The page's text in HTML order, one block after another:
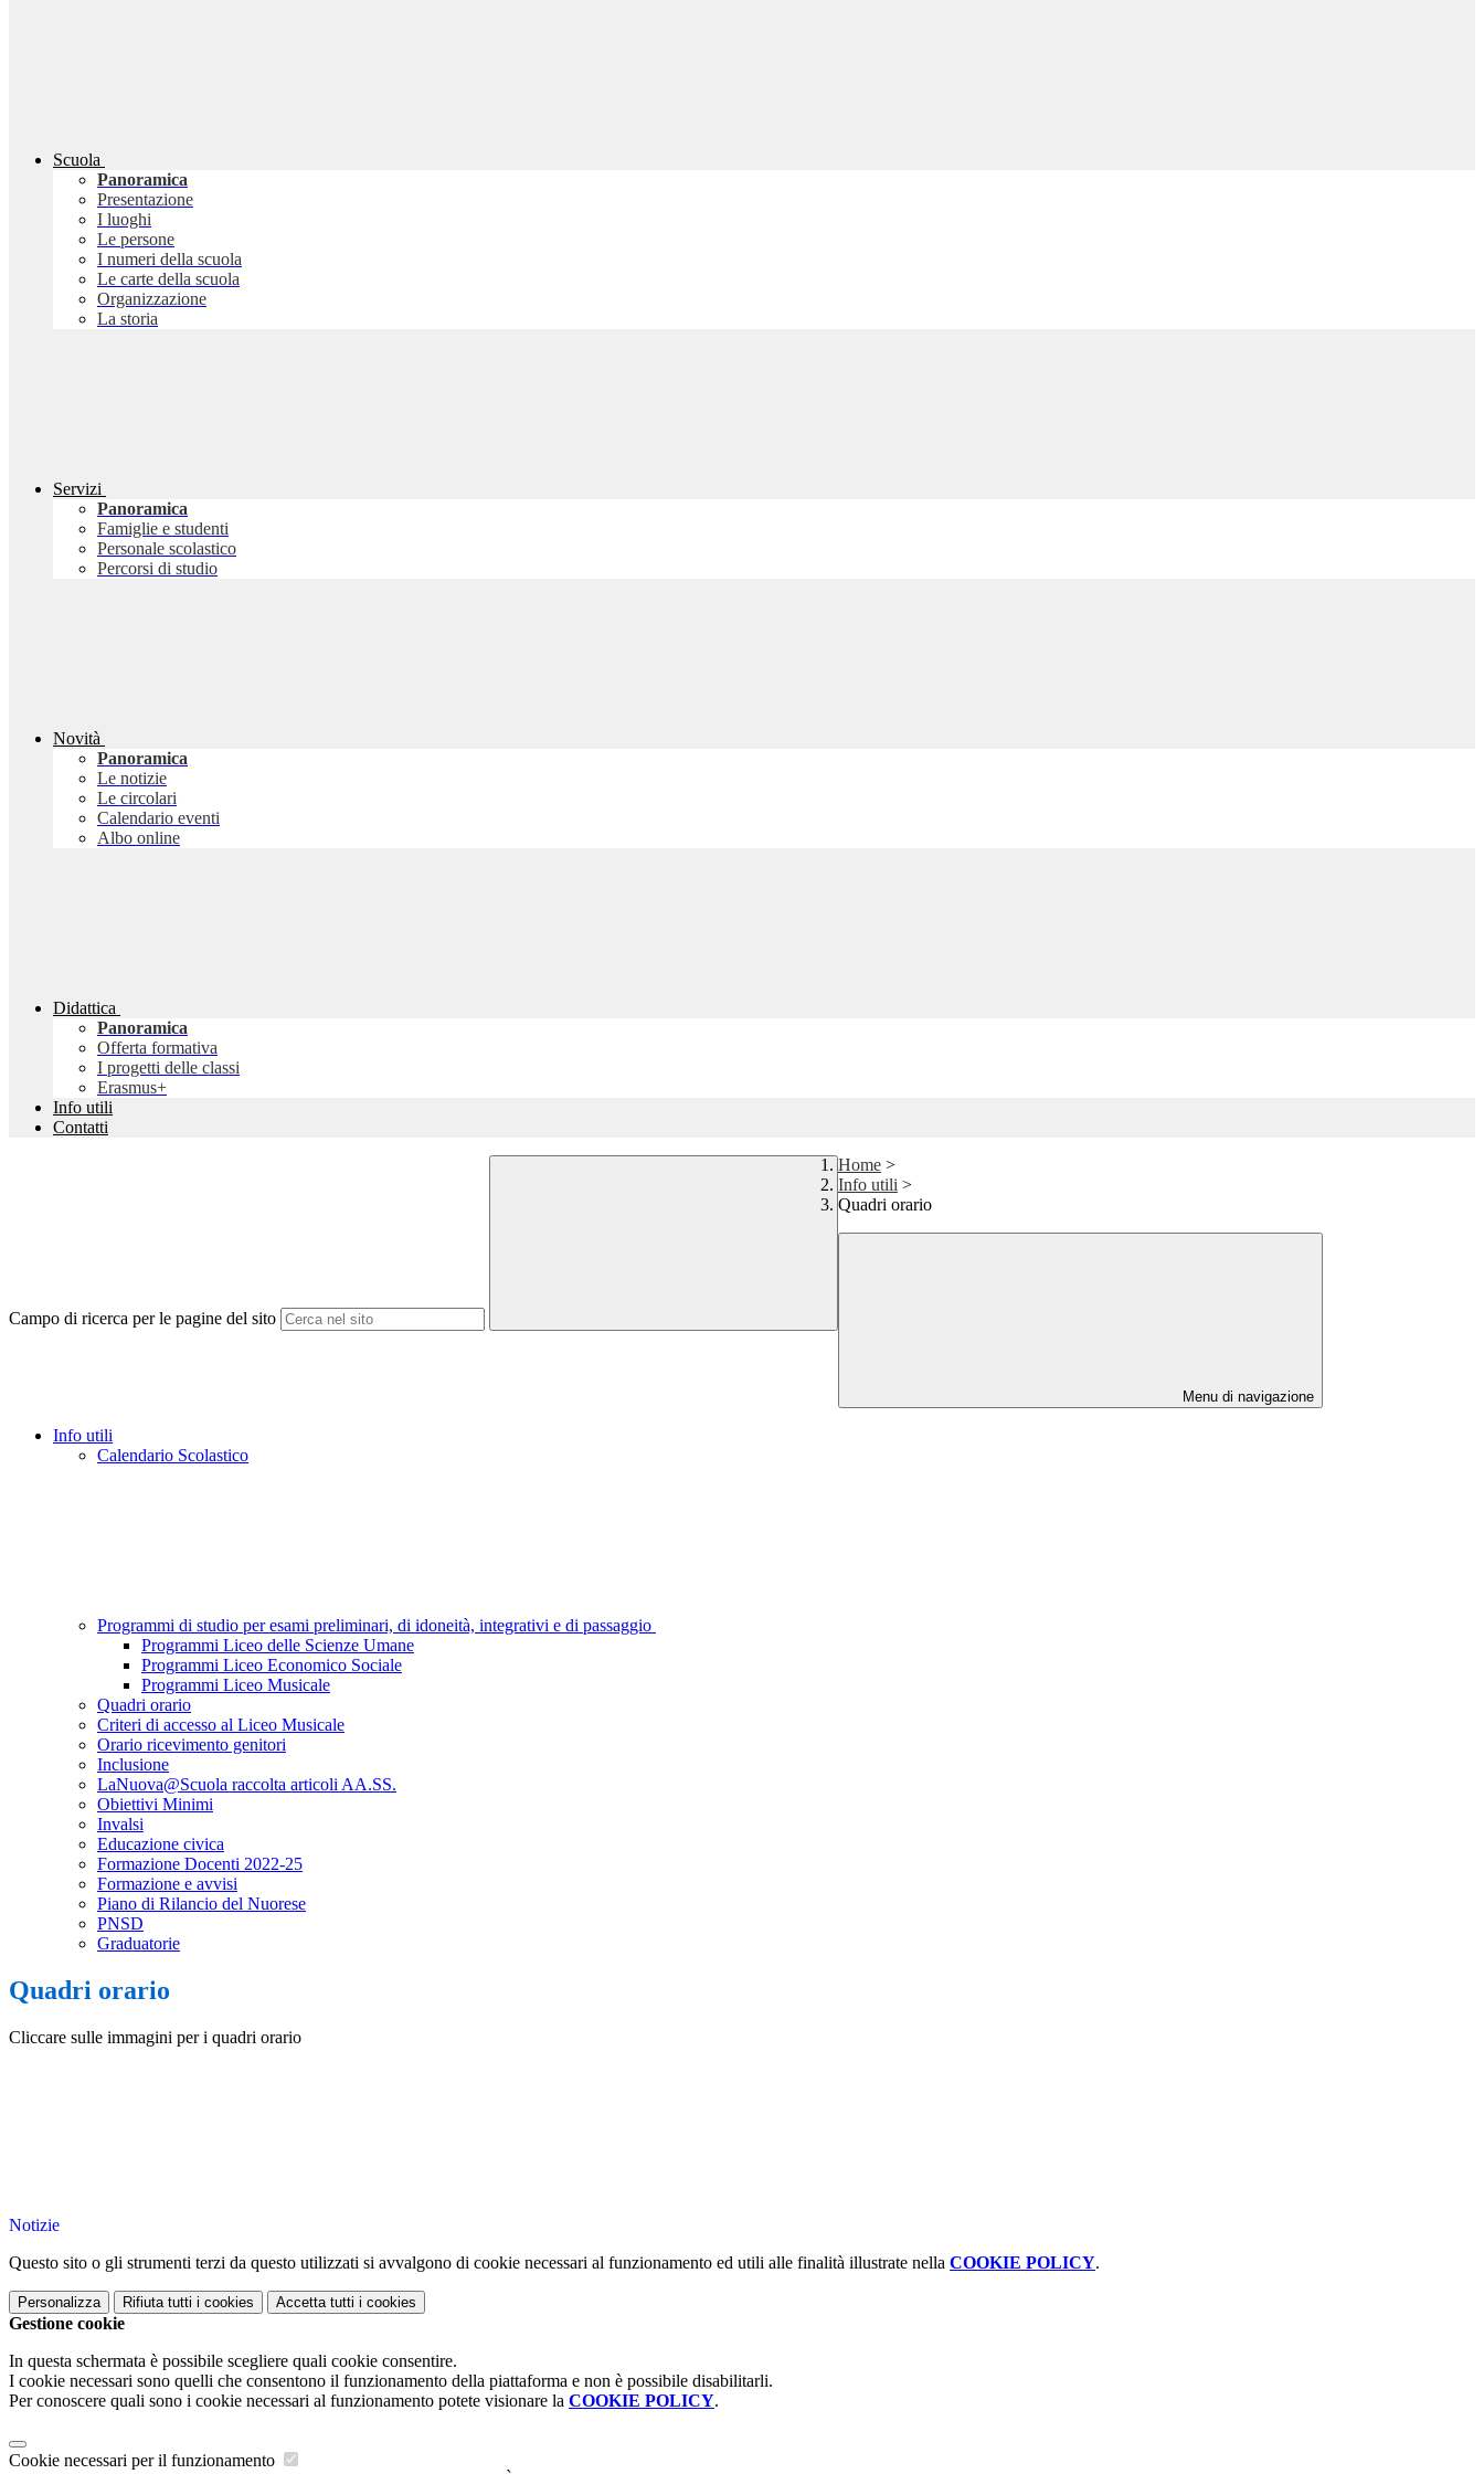
Scuola
Panoramica
Presentazione
I luoghi
Le persone
I numeri della scuola
Le carte della scuola
Organizzazione
La storia
Servizi
Panoramica
Famiglie e studenti
Personale scolastico
Percorsi di studio
Novità
Panoramica
Le notizie
Le circolari
Calendario eventi
Albo online
Didattica
Panoramica
Offerta formativa
I progetti delle classi
Erasmus+
Info utili
Contatti
Campo di ricerca per le pagine del sito
Home >
Info utili >
Quadri orario
Menu di navigazione
Info utili
Calendario Scolastico
Programmi di studio per esami preliminari, di idoneità, integrativi e di passaggio
Programmi Liceo delle Scienze Umane
Programmi Liceo Economico Sociale
Programmi Liceo Musicale
Quadri orario
Criteri di accesso al Liceo Musicale
Orario ricevimento genitori
Inclusione
LaNuova@Scuola raccolta articoli AA.SS.
Obiettivi Minimi
Invalsi
Educazione civica
Formazione Docenti 2022-25
Formazione e avvisi
Piano di Rilancio del Nuorese
PNSD
Graduatorie
Quadri orario
Cliccare sulle immagini per i quadri orario
Notizie
Questo sito o gli strumenti terzi da questo utilizzati si avvalgono di cookie necessari al funzionamento ed utili alle finalità illustrate nella COOKIE POLICY.
Personalizza Rifiuta tutti i cookies Accetta tutti i cookies
Gestione cookie
In questa schermata è possibile scegliere quali cookie consentire.
I cookie necessari sono quelli che consentono il funzionamento della piattaforma e non è possibile disabilitarli.
Per conoscere quali sono i cookie necessari al funzionamento potete visionare la COOKIE POLICY.
Cookie necessari per il funzionamento